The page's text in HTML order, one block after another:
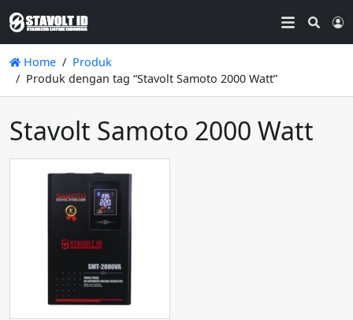
Home
Produk
Produk dengan tag “Stavolt Samoto 2000 Watt”
Stavolt Samoto 2000 Watt